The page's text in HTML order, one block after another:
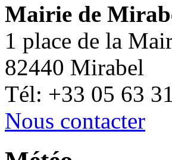
Mairie de
1 place de la
82440 Mirabel
Tél: +33 05 63
Nous contacter